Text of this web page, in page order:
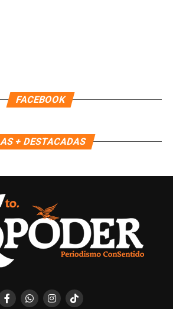
canal oficial de WhatsApp de
FACEBOOK
+ DESTACADAS